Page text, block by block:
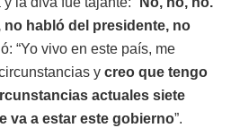
habló del presidente, no
“Yo vivo en este país, me
y creo que tengo
actuales siete
va a estar este gobierno”.